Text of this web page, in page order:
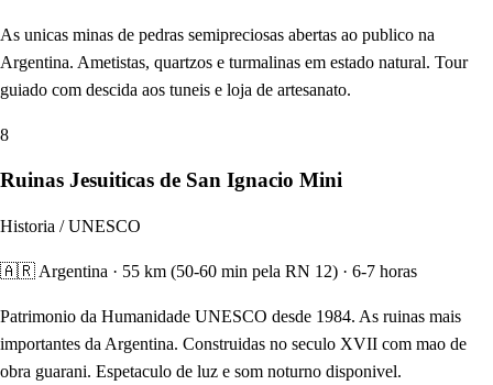
As unicas minas de pedras semipreciosas abertas ao publico na
Argentina. Ametistas, quartzos e turmalinas em estado natural. Tour
guiado com descida aos tuneis e loja de artesanato.
8
Ruinas Jesuiticas de San Ignacio Mini
Historia / UNESCO
🇦🇷 Argentina · 55 km (50-60 min pela RN 12) · 6-7 horas
Patrimonio da Humanidade UNESCO desde 1984. As ruinas mais
importantes da Argentina. Construidas no seculo XVII com mao de
obra guarani. Espetaculo de luz e som noturno disponivel.